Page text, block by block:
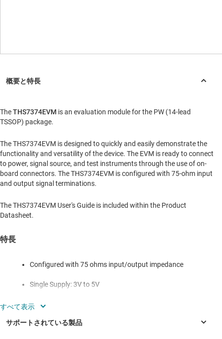
TheTHS7374EVM is an evaluation module for the PW (14-lead
TSSOP) package.
The THS7374EVM is designed to quickly and easily demonstrate the
functionality and versatility of the device. The EVM is ready to connect
to power, signal source, and test instruments through the use of on-
board connectors. The THS7374EVM is configured with 75-ohm input
and output signal terminations.
The THS7374EVM User's Guide is included within the Product
Datasheet.
特長
Configured with 75 ohms input/output impedance
Single Supply: 3V to 5V
Decoupling capacitors
Connectors: Vs+, GND, INPUT, OUTPUT and test points